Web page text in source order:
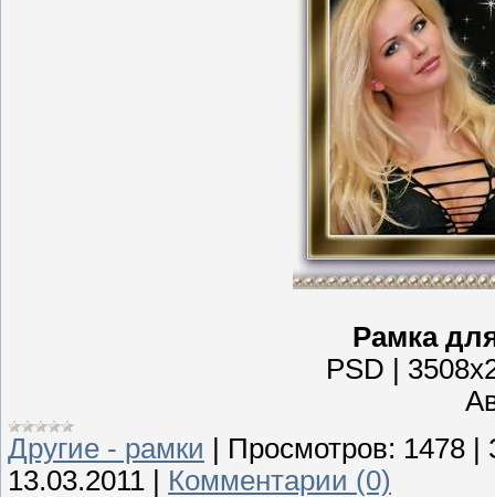
Рамка
PSD |
Другие - рамки | Просмотров: 1478 |
13.03.2011 | Комментарии (0)